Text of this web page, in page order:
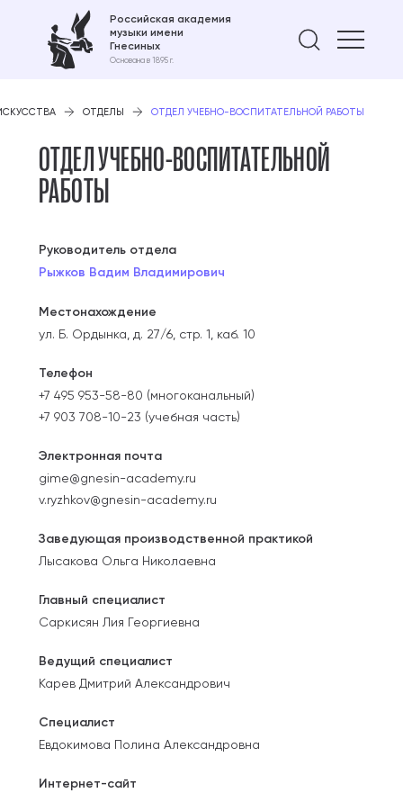
Российская академия
музыки имени
Гнесиных
Основана в 1895 г.
Найти
ОТДЕЛЫ ОТДЕЛ УЧЕБНО-ВОСПИТАТЕЛЬНОЙ РАБОТЫ
ОТДЕЛ УЧЕБНО-ВОСПИТАТЕЛЬНОЙ
РАБОТЫ
Руководитель отдела
Рыжков Вадим Владимирович
Местонахождение
ул. Б. Ордынка, д. 27/6, стр. 1, каб. 10
Телефон
+7 495 953-58-80 (многоканальный)
+7 903 708-10-23 (учебная часть)
Электронная почта
gime@gnesin-academy.ru
v.ryzhkov@gnesin-academy.ru
Заведующая производственной практикой
Лысакова Ольга Николаевна
Главный специалист
Саркисян Лия Георгиевна
Ведущий специалист
Карев Дмитрий Александрович
Специалист
Евдокимова Полина Александровна
Интернет-сайт